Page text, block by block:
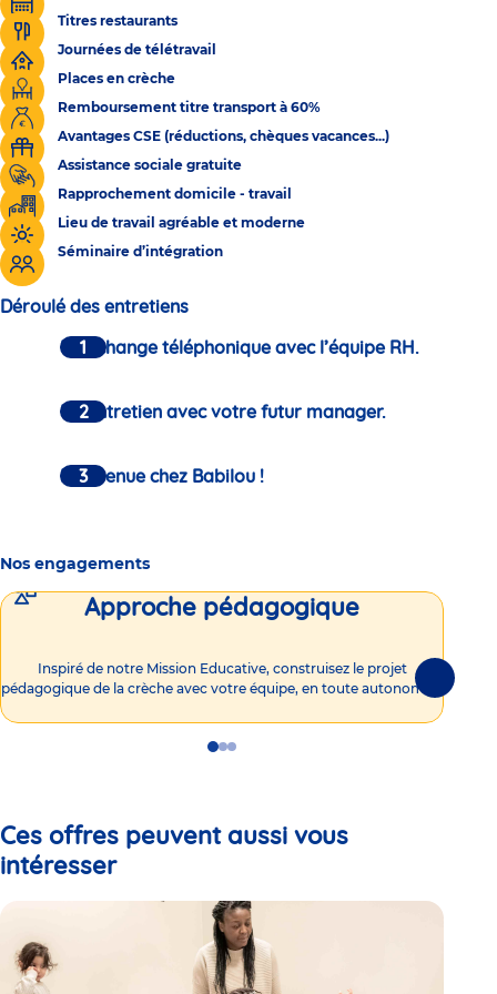
Titres restaurants
Journées de télétravail
Places en crèche
Remboursement titre transport à 60%
Avantages CSE (réductions, chèques vacances...)
Assistance sociale gratuite
Rapprochement domicile - travail
Lieu de travail agréable et moderne
Séminaire d’intégration
Déroulé des entretiens
Un échange téléphonique avec l’équipe RH.
Un entretien avec votre futur manager.
Bienvenue chez Babilou !
Nos engagements
Approche pédagogique
Inspiré de notre Mission Educative, construisez le projet
pédagogique de la crèche avec votre équipe, en toute autonomie !
GoGoGo
Ces offres peuvent aussi vous
intéresser